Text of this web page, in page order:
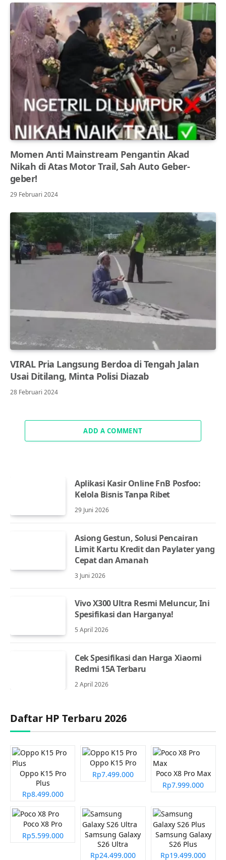
Momen Anti Mainstream Pengantin Akad
Nikah di Atas Motor Trail, Sah Auto Geber-
geber!
29 Februari 2024
VIRAL Pria Langsung Berdoa di Tengah Jalan
Usai Ditilang, Minta Polisi Diazab
28 Februari 2024
ADD A COMMENT
Aplikasi Kasir Online FnB Posfoo:
Kelola Bisnis Tanpa Ribet
29 Juni 2026
Asiong Gestun, Solusi Pencairan
Limit Kartu Kredit dan Paylater yang
Cepat dan Amanah
3 Juni 2026
Vivo X300 Ultra Resmi Meluncur, Ini
Spesifikasi dan Harganya!
5 April 2026
Cek Spesifikasi dan Harga Xiaomi
Redmi 15A Terbaru
2 April 2026
Daftar HP Terbaru 2026
Oppo K15 Pro
Plus
Rp8.499.000
Oppo K15 Pro
Rp7.499.000
Poco X8 Pro Max
Rp7.999.000
Poco X8 Pro
Rp5.599.000
Samsung Galaxy
S26 Ultra
Rp24.499.000
Samsung Galaxy
S26 Plus
Rp19.499.000